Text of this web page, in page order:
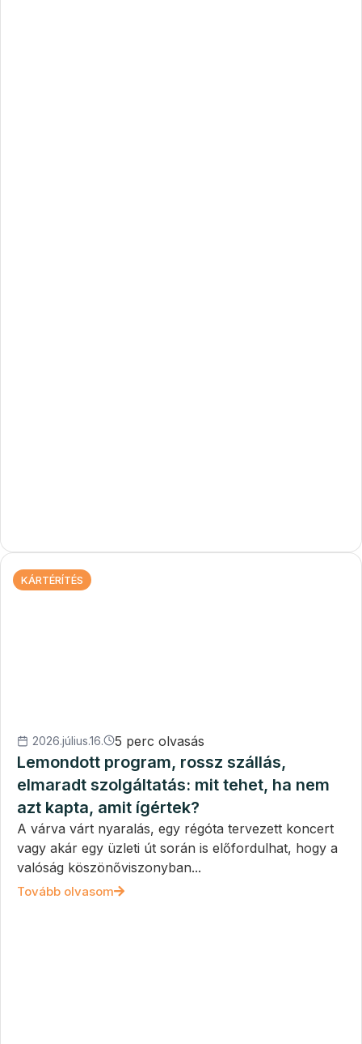
KÁRTÉRÍTÉS
2026.július.16. 5 perc olvasás
Lemondott program, rossz szállás,
elmaradt szolgáltatás: mit tehet, ha nem
azt kapta, amit ígértek?
A várva várt nyaralás, egy régóta tervezett koncert
vagy akár egy üzleti út során is előfordulhat, hogy a
valóság köszönőviszonyban...
Tovább olvasom